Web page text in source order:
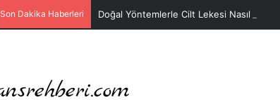
Son Dakika Haberleri Doğal Yöntemlerle Cilt Lekesi Nasıl Geçer?